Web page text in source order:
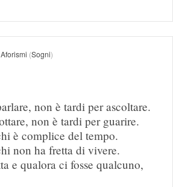
(Sogni)
non è tardi per ascoltare.
non è tardi per guarire.
è complice del tempo.
non ha fretta di vivere.
e qualora ci fosse qualcuno,